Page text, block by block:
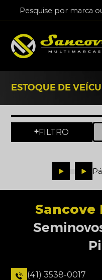
ESTOQUE DE
+FILTRO
(41) 3538-0017